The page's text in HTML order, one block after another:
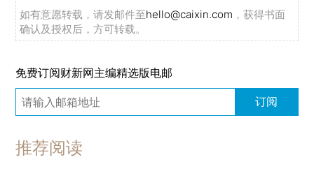
如有意愿转载，请发邮件至hello@caixin.com ，获得书面
确认及授权后，方可转载。
免费订阅财新网主编精选版电邮
订阅
推荐阅读